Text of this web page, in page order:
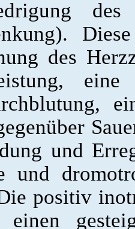
des
des
und
und
positiv
einen